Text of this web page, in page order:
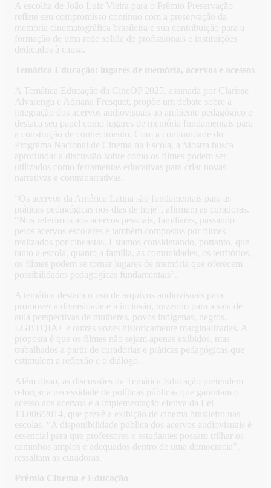
A escolha de João Luiz Vieira para o Prêmio Preservação
reflete seu compromisso contínuo com a preservação da
memória cinematográfica brasileira e sua contribuição para a
formação de uma rede sólida de profissionais e instituições
dedicados à causa.
Temática Educação: lugares de memória, acervos e acessos
A Temática Educação da CineOP 2025, assinada por Clarisse
Alvarenga e Adriana Fresquet, propõe um debate sobre a
integração dos acervos audiovisuais ao ambiente pedagógico e
destaca seu papel como lugares de memória fundamentais para
a construção de conhecimento. Com a continuidade do
Programa Nacional de Cinema na Escola, a Mostra busca
aprofundar a discussão sobre como os filmes podem ser
utilizados como ferramentas educativas para criar novas
narrativas e contranarrativas.
“Os acervos da América Latina são fundamentais para as
práticas pedagógicas nos dias de hoje”, afirmam as curadoras.
“Nos referimos aos acervos pessoais, familiares, passando
pelos acervos escolares e também compostos por filmes
realizados por cineastas. Estamos considerando, portanto, que
tanto a escola, quanto a família, as comunidades, os territórios,
os filmes podem se tornar lugares de memória que oferecem
possibilidades pedagógicas fundamentais”.
A temática destaca o uso de arquivos audiovisuais para
promover a diversidade e a inclusão, trazendo para a sala de
aula perspectivas de mulheres, povos indígenas, negros,
LGBTQIA+ e outras vozes historicamente marginalizadas. A
proposta é que os filmes não sejam apenas exibidos, mas
trabalhados a partir de curadorias e práticas pedagógicas que
estimulem a reflexão e o diálogo.
Além disso, as discussões da Temática Educação pretendem
reforçar a necessidade de políticas públicas que garantam o
acesso aos acervos e a implementação efetiva da Lei
13.006/2014, que prevê a exibição de cinema brasileiro nas
escolas. “A disponibilidade pública dos acervos audiovisuais é
essencial para que professores e estudantes possam trilhar os
caminhos amplos e adequados dentro de uma democracia”,
ressaltam as curadoras.
Prêmio Cinema e Educação